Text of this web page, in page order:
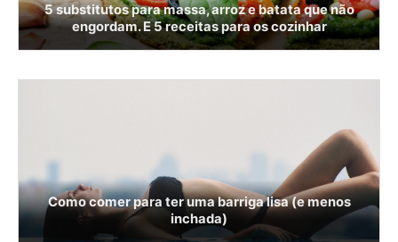
5 substitutos para massa, arroz e batata que não
engordam. E 5 receitas para os cozinhar
Como comer para ter uma barriga lisa (e menos
inchada)